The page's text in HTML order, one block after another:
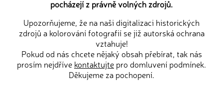
pocházejí z právně volných zdrojů.
Upozorňujeme, že na naši digitalizaci historických
zdrojů a kolorování fotografií se již autorská ochrana
vztahuje!
Pokud od nás chcete nějaký obsah přebírat, tak nás
prosím nejdříve kontaktujte pro domluvení podmínek.
Děkujeme za pochopení.